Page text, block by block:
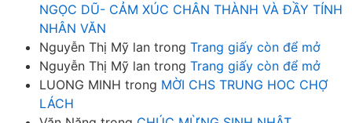
NGỌC DŨ- CẢM XÚC CHÂN THÀNH VÀ ĐẦY TÍNH
NHÂN VĂN
Nguyễn Thị Mỹ lan trong Trang giấy còn để mở
Nguyễn Thị Mỹ lan trong Trang giấy còn để mở
LUONG MINH trong MỜI CHS TRUNG HOC CHỢ
LÁCH